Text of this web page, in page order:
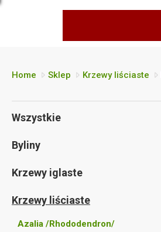
Home Sklep Krzewy liściaste
Wszystkie
Byliny
Krzewy iglaste
Krzewy liściaste
Azalia /Rhododendron/